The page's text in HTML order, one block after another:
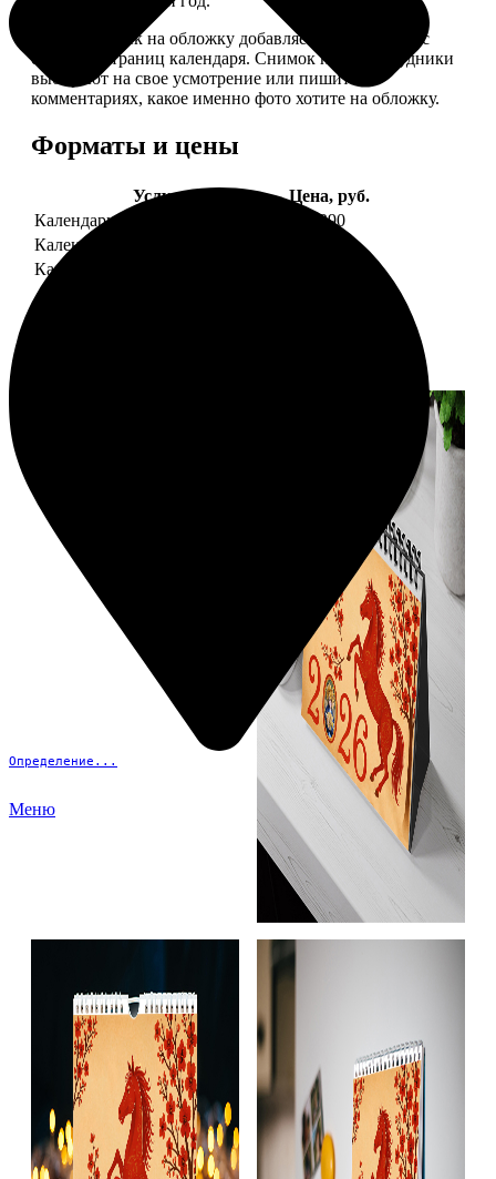
Определение...
Меню
— В кружочек на обложку добавляем фотографию с
одной из страниц календаря. Снимок наши сотрудники
выбирают на свое усмотрение или пишите в
комментариях, какое именно фото хотите на обложку.
Форматы и цены
Услуга
Цена, руб.
Календарь настенный
от 1290
Календарь "домик"
Календарь магнитный отрывной